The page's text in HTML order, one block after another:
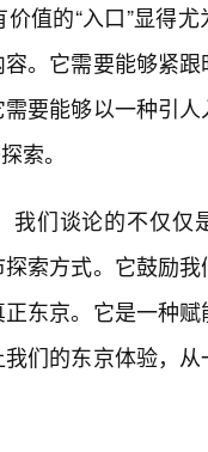
值的“入口”显得
。它需要能够紧
要能够以一种引
索。
我们谈论的不仅仅
索方式。它鼓励
东京。它是一种
们的东京体验，